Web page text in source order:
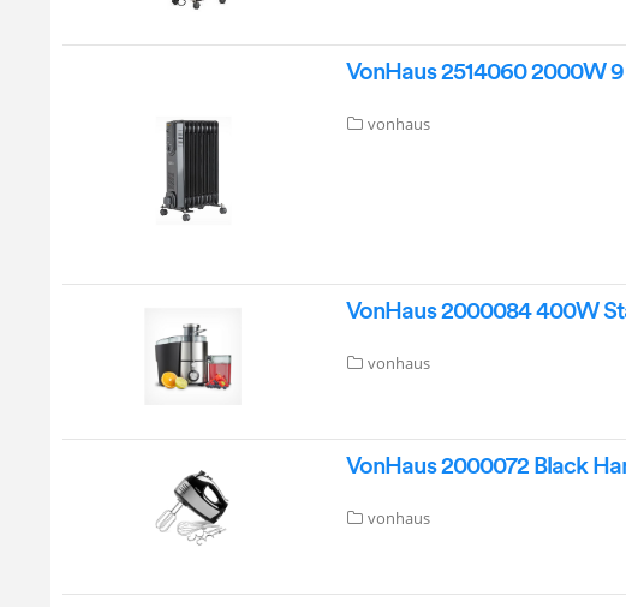
VonHaus 2514060 2000W
vonhaus
VonHaus 2000084 400W
vonhaus
VonHaus 2000072 Black
vonhaus